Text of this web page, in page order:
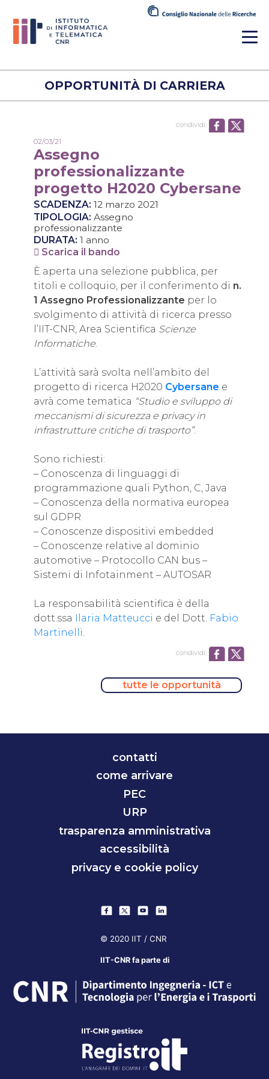
OPPORTUNITÀ DI CARRIERA
condividi:
02/03/21
Assegno
professionalizzante
progetto H2020 Cybersane
SCADENZA: 12 marzo 2021
TIPOLOGIA: Assegno
professionalizzante
DURATA: 1 anno
Scarica il bando
È aperta una selezione pubblica, per
titoli e colloquio, per il conferimento di n.
1 Assegno Professionalizzante per lo
svolgimento di attività di ricerca presso
l’IIT-CNR, Area Scientifica Scienze
Informatiche.
L’attività sarà svolta nell’ambito del
progetto di ricerca H2020 Cybersane e
avrà come tematica “Studio e sviluppo di
meccanismi di sicurezza e privacy in
infrastrutture critiche di trasporto”.
Sono richiesti:
– Conoscenza di linguaggi di
programmazione quali Python, C, Java
– Conoscenza della normativa europea
sul GDPR
– Conoscenze dispositivi embedded
– Conoscenze relative al dominio
automotive – Protocollo CAN bus –
Sistemi di Infotainment – AUTOSAR
La responsabilità scientifica è della
dott.ssa
Ilaria Matteucci e del Dott. Fabio
Martinelli.
condividi:
tutte le opportunità
contatti
come arrivare
PEC
URP
trasparenza amministrativa
accessibilità
privacy e cookie policy
© 2020 IIT / CNR
IIT-CNR fa parte di